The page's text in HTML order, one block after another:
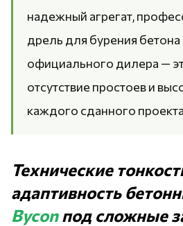
надежный агрегат,
дрель для бурения бетона
официального дилера —
отсутствие простоев и
каждого сданного
Технические
адаптивность
Byconпод сложные